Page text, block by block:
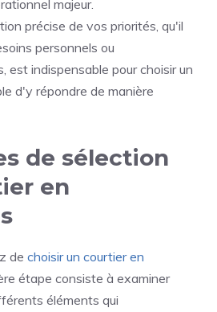
majeur.
précise de vos priorités, qu'il
personnels ou
est indispensable pour choisir un
d'y répondre de manière
de sélection
en
de choisir un courtier en
étape consiste à examiner
éléments qui